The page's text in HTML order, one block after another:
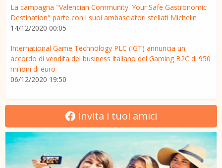
La campagna "Valencian Community: Your Safe Gastronomic
Destination" parte con i suoi ambasciatori stellati Michelin
14/12/2020 00:05
International Game Technology PLC (IGT) annuncia un
accordo di vendita del business italiano del Gaming B2C di 950
milioni di euro
06/12/2020 19:50
Invita i tuoi amici